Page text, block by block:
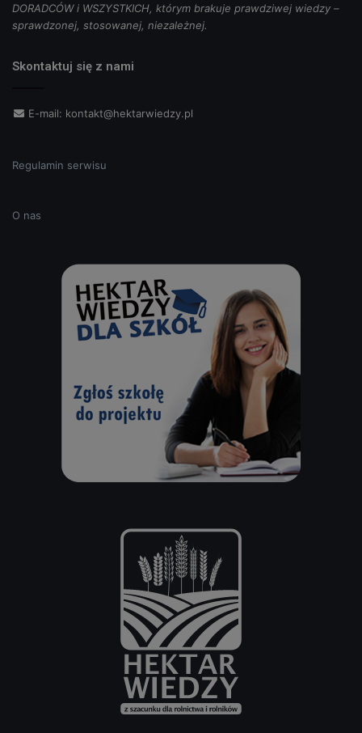
DORADCÓW i WSZYSTKICH, którym brakuje prawdziwej wiedzy –
sprawdzonej, stosowanej, niezależnej.
Skontaktuj się z nami
E-mail: kontakt@hektarwiedzy.pl
Regulamin serwisu
O nas